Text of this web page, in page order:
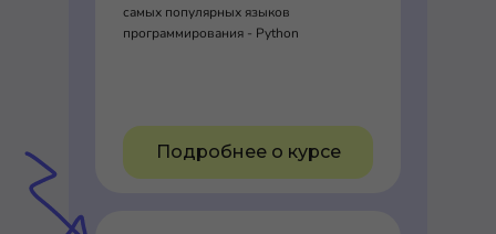
самых популярных языков
программирования - Python
Подробнее о курсе